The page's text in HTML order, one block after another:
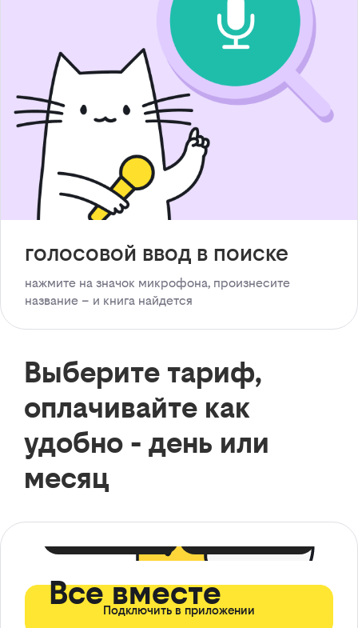
голосовой ввод в поиске
нажмите на значок микрофона, произнесите
название – и книга найдется
Выберите тариф,
оплачивайте как
удобно - день или
месяц
Все вместе
Подключить в приложении